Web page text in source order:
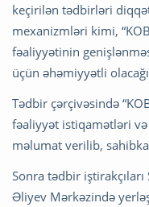
keçirilən tədbirləri
mexanizmləri kimi,
fəaliyyətinin
üçün əhəmiyyətli
Tədbir çərçivəsində
fəaliyyət istiqamətləri
məlumat verilib,
Sonra tədbir
Əliyev Mərkəzində